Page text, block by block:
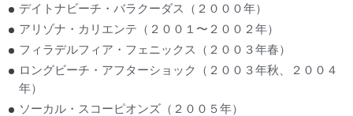
デイトナビーチ・バラクーダス（２０００年）
アリゾナ・カリエンテ（２００１〜２００２年）
フィラデルフィア・フェニックス（２００３年春）
ロングビーチ・アフターショック（２００３年秋、２００４
年）
ソーカル・スコーピオンズ（２００５年）